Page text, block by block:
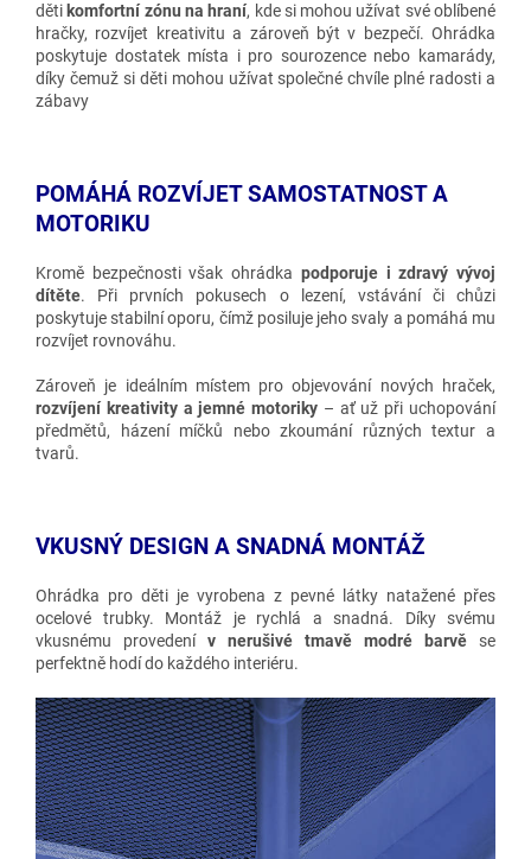
děti komfortní zónu na hraní, kde si mohou užívat své oblíbené
hračky, rozvíjet kreativitu a zároveň být v bezpečí. Ohrádka
poskytuje dostatek místa i pro sourozence nebo kamarády,
díky čemuž si děti mohou užívat společné chvíle plné radosti a
zábavy
POMÁHÁ ROZVÍJET SAMOSTATNOST A
MOTORIKU
Kromě bezpečnosti však ohrádka podporuje i zdravý vývoj
dítěte. Při prvních pokusech o lezení, vstávání či chůzi
poskytuje stabilní oporu, čímž posiluje jeho svaly a pomáhá mu
rozvíjet rovnováhu.
Zároveň je ideálním místem pro objevování nových hraček,
rozvíjení kreativity a jemné motoriky – ať už při uchopování
předmětů, házení míčků nebo zkoumání různých textur a
tvarů.
VKUSNÝ DESIGN A SNADNÁ MONTÁŽ
Ohrádka pro děti je vyrobena z pevné látky natažené přes
ocelové trubky. Montáž je rychlá a snadná. Díky svému
vkusnému provedení v nerušivé tmavě modré barvě se
perfektně hodí do každého interiéru.